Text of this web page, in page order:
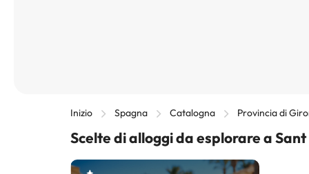
Inizio Spagna Catalogna Provincia di
Scelte di alloggi da esplorare a